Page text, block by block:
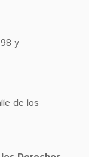
y
de los